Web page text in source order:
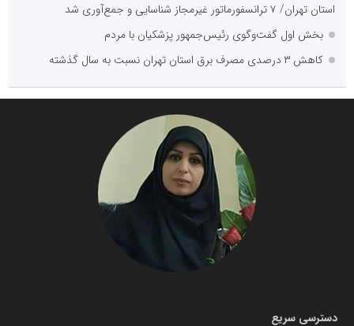
استان تهران/ ۷ ترانسفورماتور غیرمجاز شناسایی و جمع‌آوری شد
بخش اول گفت‌وگوی رئیس‌جمهور پزشکیان با مردم
کاهش ۳ درصدی مصرف برق استان تهران نسبت به سال گذشته
دسترسی سریع